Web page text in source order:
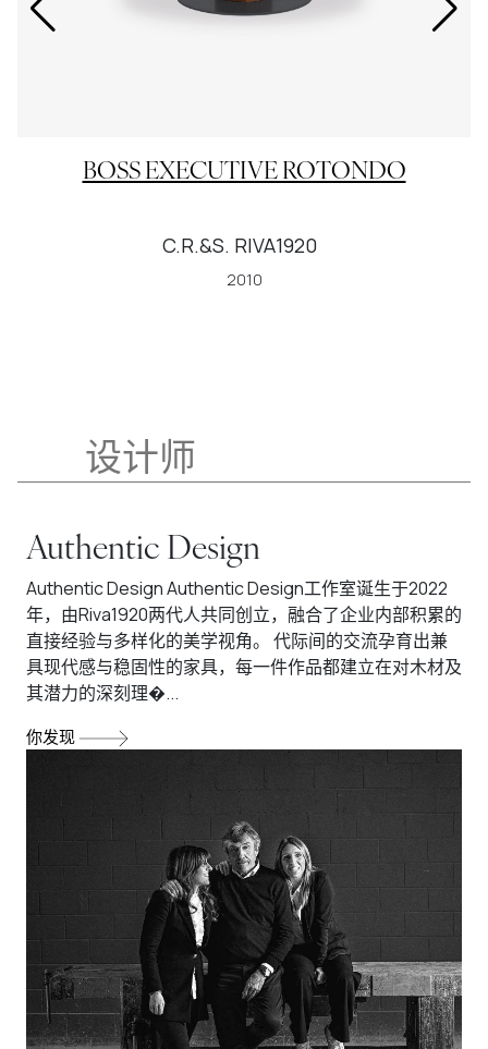
BOSS EXECUTIVE ROTONDO
C.R.&S. RIVA1920
2010
设计师
Authentic Design
Authentic Design Authentic Design工作室诞生于2022
年，由Riva1920两代人共同创立，融合了企业内部积累的
直接经验与多样化的美学视角。 代际间的交流孕育出兼
具现代感与稳固性的家具，每一件作品都建立在对木材及
其潜力的深刻理�...
你发现